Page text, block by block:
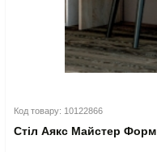
Код товару: 10122866
Стіл Аякс Майстер Форм